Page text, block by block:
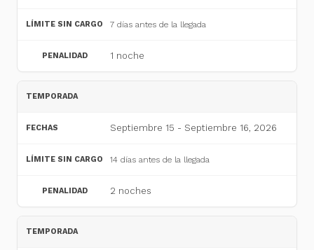
7 días antes de la llegada
1 noche
Septiembre 15 - Septiembre 16, 2026
14 días antes de la llegada
2 noches